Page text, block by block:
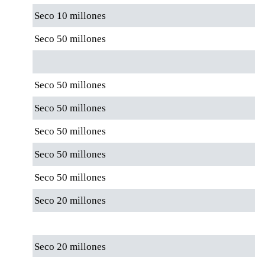
Seco 10 millones
Seco 50 millones
Seco 50 millones
Seco 50 millones
Seco 50 millones
Seco 50 millones
Seco 50 millones
Seco 20 millones
Seco 20 millones